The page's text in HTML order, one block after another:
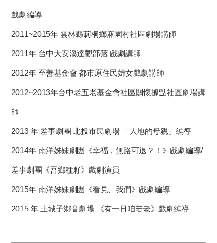
戲劇編導
2011~2015年 雲林縣莿桐鄉麻園村社區劇場講師
2011年 台中大安溪達觀部落 戲劇講師
2012年 至善基金會 都市原住民婦女戲劇講師
2012~2013年台中老五老基金會社區關懷據點社區劇場講
師
2013 年 差事劇團 北投市民劇場 「大地的母親」編導
2014年 南洋姊妹劇團《幸福，無路可退？！》戲劇編導/
差事劇團《吾鄉種籽》戲劇演員
2015年 南洋姊妹劇團《看見、我們》戲劇編導
2015 年 土城子鄉音劇場 《有一日咱若老》戲劇編導